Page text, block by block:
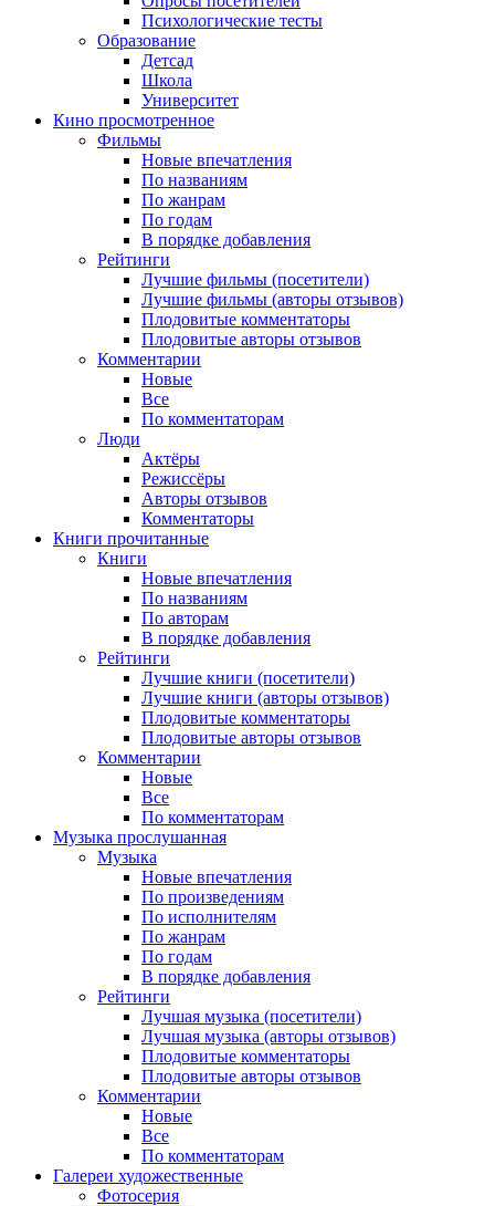
Психологические тесты
Образование
Детсад
Школа
Университет
Кино просмотренное
Фильмы
Новые впечатления
По названиям
По жанрам
По годам
В порядке добавления
Рейтинги
Лучшие фильмы (посетители)
Лучшие фильмы (авторы отзывов)
Плодовитые комментаторы
Плодовитые авторы отзывов
Комментарии
Новые
Все
По комментаторам
Люди
Актёры
Режиссёры
Авторы отзывов
Комментаторы
Книги прочитанные
Книги
Новые впечатления
По названиям
По авторам
В порядке добавления
Рейтинги
Лучшие книги (посетители)
Лучшие книги (авторы отзывов)
Плодовитые комментаторы
Плодовитые авторы отзывов
Комментарии
Новые
Все
По комментаторам
Музыка прослушанная
Музыка
Новые впечатления
По произведениям
По исполнителям
По жанрам
По годам
В порядке добавления
Рейтинги
Лучшая музыка (посетители)
Лучшая музыка (авторы отзывов)
Плодовитые комментаторы
Плодовитые авторы отзывов
Комментарии
Новые
Все
По комментаторам
Галереи художественные
Фотосерия